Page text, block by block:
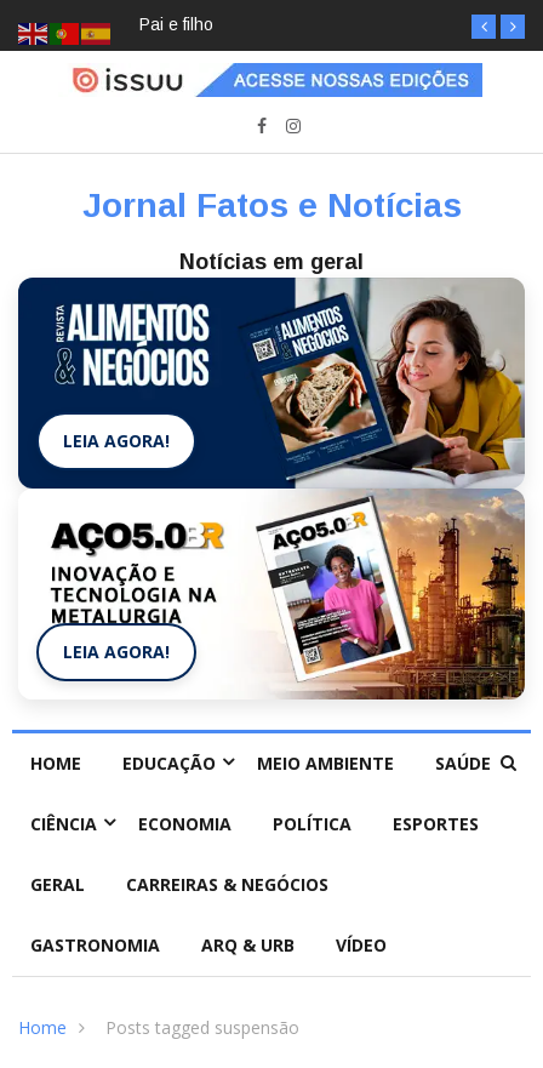
Pai e filho
Jornal Fatos e Notícias
Notícias em geral
LEIA AGORA!
LEIA AGORA!
HOME EDUCAÇÃO MEIO AMBIENTE SAÚDE
CIÊNCIA ECONOMIA POLÍTICA ESPORTES
GERAL CARREIRAS & NEGÓCIOS
GASTRONOMIA ARQ & URB VÍDEO
Home Posts tagged suspensão